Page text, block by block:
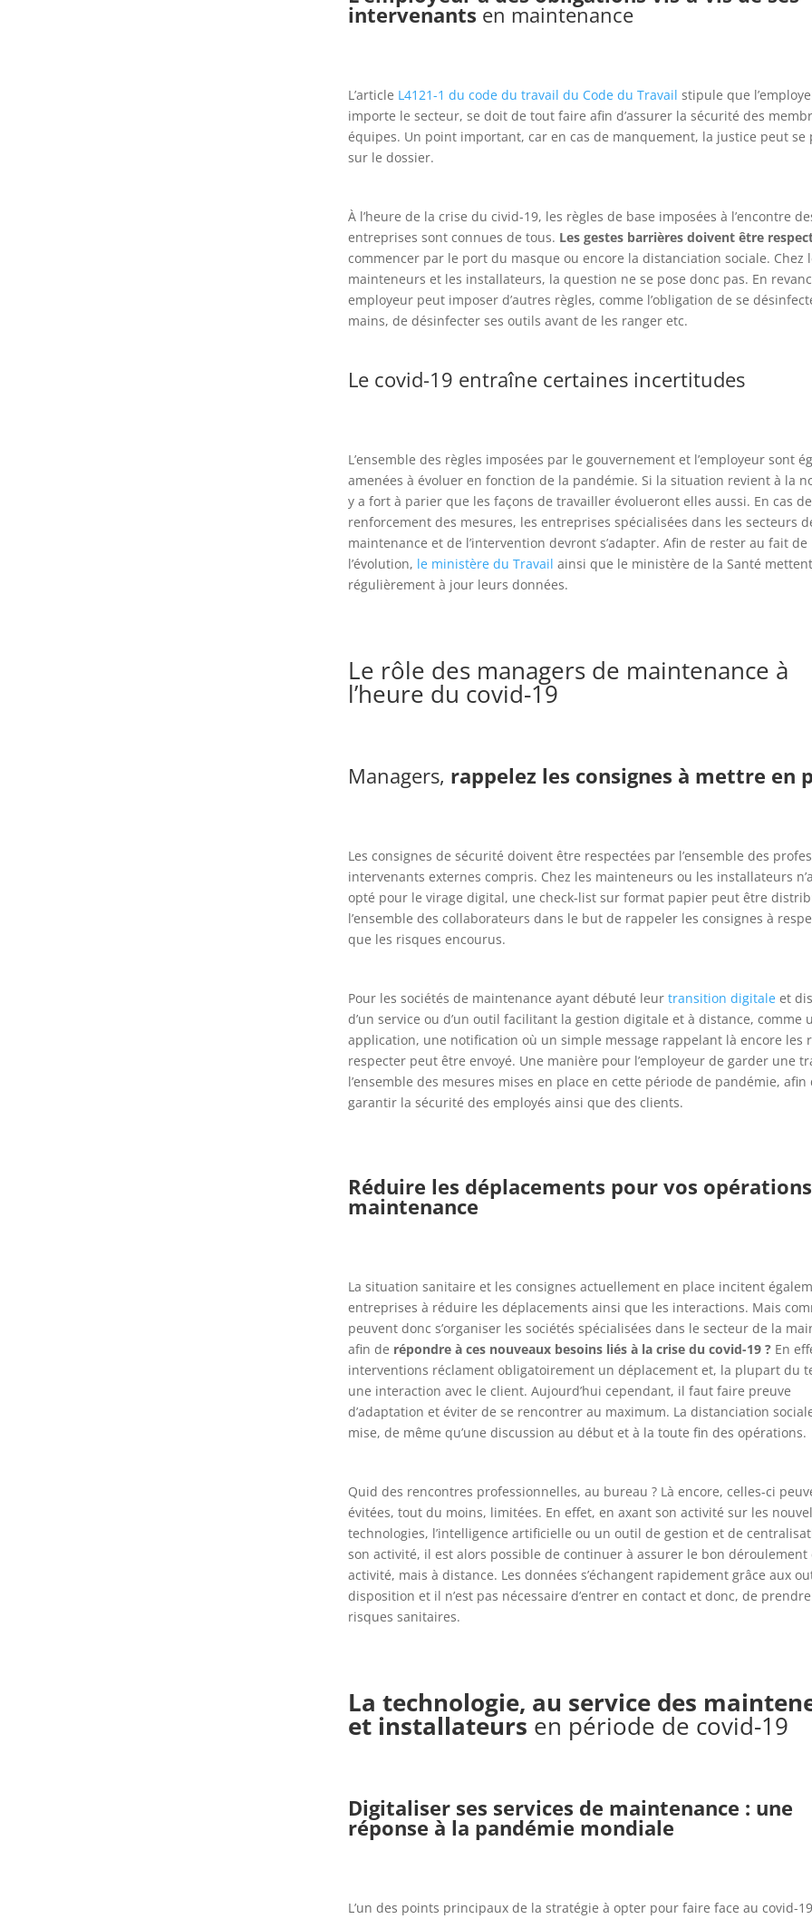
intervenants en maintenance
L’article L4121-1 du code du travail du Code du Travail stipule que
importe le secteur, se doit de tout faire afin d’assurer la sécurité des
équipes. Un point important, car en cas de manquement, la justice peut se
sur le dossier.
À l’heure de la crise du civid-19, les règles de base imposées à l’encontre
entreprises sont connues de tous. Les gestes barrières doivent être
commencer par le port du masque ou encore la distanciation sociale. Chez
mainteneurs et les installateurs, la question ne se pose donc pas. En
employeur peut imposer d’autres règles, comme l’obligation de se
mains, de désinfecter ses outils avant de les ranger etc.
Le covid-19 entraîne certaines incertitudes
L’ensemble des règles imposées par le gouvernement et l’employeur sont
amenées à évoluer en fonction de la pandémie. Si la situation revient à la
y a fort à parier que les façons de travailler évolueront elles aussi. En cas de
renforcement des mesures, les entreprises spécialisées dans les secteurs
maintenance et de l’intervention devront s’adapter. Afin de rester au fait de
l’évolution, le ministère du Travail ainsi que le ministère de la Santé mettent
régulièrement à jour leurs données.
Le rôle des managers de maintenance à
l’heure du covid-19
Managers, rappelez les consignes à mettre en
Les consignes de sécurité doivent être respectées par l’ensemble des
intervenants externes compris. Chez les mainteneurs ou les installateurs
opté pour le virage digital, une check-list sur format papier peut être
l’ensemble des collaborateurs dans le but de rappeler les consignes à
que les risques encourus.
Pour les sociétés de maintenance ayant débuté leurtransition digitale et
d’un service ou d’un outil facilitant la gestion digitale et à distance, comme
application, une notification où un simple message rappelant là encore les
respecter peut être envoyé. Une manière pour l’employeur de garder une
l’ensemble des mesures mises en place en cette période de pandémie, afin
garantir la sécurité des employés ainsi que des clients.
Réduire les déplacements pour vos
maintenance
La situation sanitaire et les consignes actuellement en place incitent
entreprises à réduire les déplacements ainsi que les interactions. Mais
peuvent donc s’organiser les sociétés spécialisées dans le secteur de la
afin de répondre à ces nouveaux besoins liés à la crise du covid-19 ? En
interventions réclament obligatoirement un déplacement et, la plupart du
une interaction avec le client. Aujourd’hui cependant, il faut faire preuve
d’adaptation et éviter de se rencontrer au maximum. La distanciation
mise, de même qu’une discussion au début et à la toute fin des opérations.
Quid des rencontres professionnelles, au bureau ? Là encore, celles-ci
évitées, tout du moins, limitées. En effet, en axant son activité sur les
technologies, l’intelligence artificielle ou un outil de gestion et de
son activité, il est alors possible de continuer à assurer le bon déroulement
activité, mais à distance. Les données s’échangent rapidement grâce aux
disposition et il n’est pas nécessaire d’entrer en contact et donc, de
risques sanitaires.
La technologie, au service des
et installateurs en période de covid-19
Digitaliser ses services de maintenance : une
réponse à la pandémie mondiale
L’un des points principaux de la stratégie à opter pour faire face au covid-